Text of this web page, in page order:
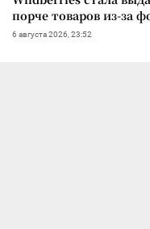
порче товаров из-за
6 августа 2026, 23:52